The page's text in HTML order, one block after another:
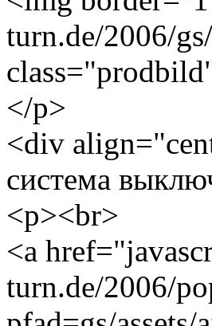
turn.de/2006/
</p>
<div
система
<p><br>
<a
turn.de/2006/